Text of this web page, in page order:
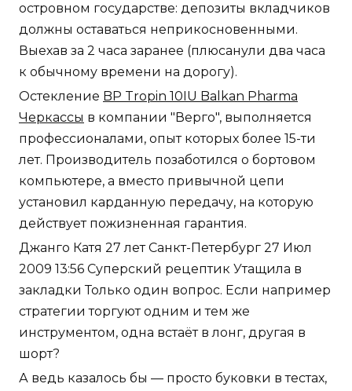
островном государстве: депозиты вкладчиков
должны оставаться неприкосновенными.
Выехав за 2 часа заранее (плюсанули два часа
к обычному времени на дорогу).
Остекление BP Tropin 10IU Balkan Pharma
Черкассы в компании "Верго", выполняется
профессионалами, опыт которых более 15-ти
лет. Производитель позаботился о бортовом
компьютере, а вместо привычной цепи
установил карданную передачу, на которую
действует пожизненная гарантия.
Джанго Катя 27 лет Санкт-Петербург 27 Июл
2009 13:56 Суперский рецептик Утащила в
закладки Только один вопрос. Если например
стратегии торгуют одним и тем же
инструментом, одна встаёт в лонг, другая в
шорт?
А ведь казалось бы — просто буковки в тестах,